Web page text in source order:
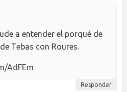
a entender el porqué de
Tebas con Roures.
AdFEm
Responder